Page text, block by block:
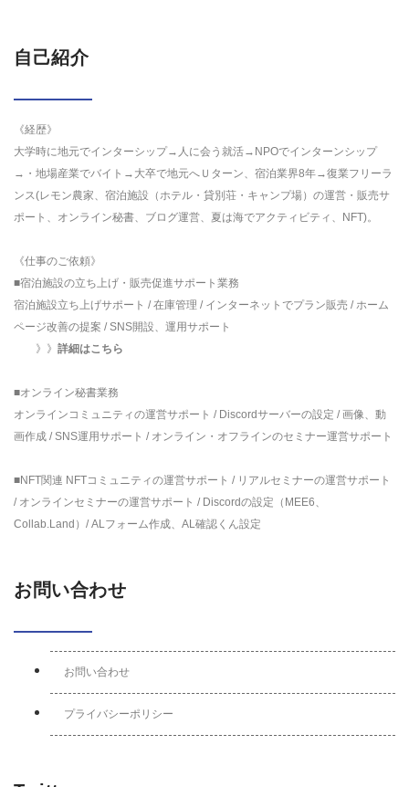
自己紹介
《経歴》
大学時に地元でインターシップ→人に会う就活→NPOでインターンシップ
→・地場産業でバイト→大卒で地元へＵターン、宿泊業界8年→復業フリーラ
ンス(レモン農家、宿泊施設（ホテル・貸別荘・キャンプ場）の運営・販売サ
ポート、オンライン秘書、ブログ運営、夏は海でアクティビティ、NFT)。
《仕事のご依頼》
■宿泊施設の立ち上げ・販売促進サポート業務
宿泊施設立ち上げサポート / 在庫管理 / インターネットでプラン販売 / ホーム
ページ改善の提案 / SNS開設、運用サポート
》》 詳細はこちら
■オンライン秘書業務
オンラインコミュニティの運営サポート / Discordサーバーの設定 / 画像、動
画作成 / SNS運用サポート / オンライン・オフラインのセミナー運営サポート
■NFT関連 NFTコミュニティの運営サポート / リアルセミナーの運営サポート
/ オンラインセミナーの運営サポート / Discordの設定（MEE6、
Collab.Land）/ ALフォーム作成、AL確認くん設定
お問い合わせ
お問い合わせ
プライバシーポリシー